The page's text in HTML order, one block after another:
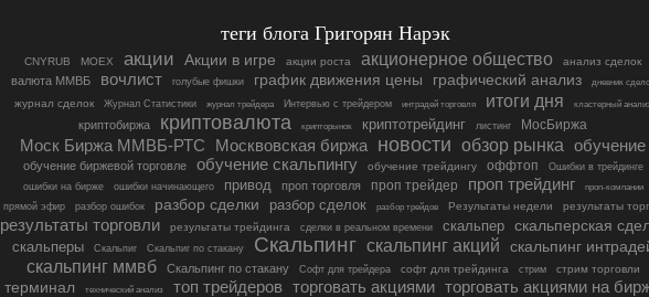
теги блога Григорян Нарэк
CNYRUB MOEX акции Акции в игре акции роста акционерное общество анализ сделок
валюта ММВБ вочлист голубые фишки график движения цены графический анализ дневник
журнал сделок Журнал Статистики журнал трейдера Интервью с трейдером интрадей торговля итоги дня кластерный
криптобиржа криптовалюта крипторынок криптотрейдинг листинг МосБиржа
Моск Биржа ММВБ-РТС Москвовская биржа новости обзор рынка обучение
обучение биржевой торговле обучение скальпингу обучение трейдингу оффтоп
Ошибки в трейдинге
ошибки на бирже
ошибки начинающего привод проп торговля проп трейдер проп трейдинг проп-компании
прямой эфир разбор ошибок разбор сделки разбор сделок разбор трейдов Результаты недели результаты
результаты торговли результаты трейдинга сделки в реальном времени скальпер скальперская
скальперы Скальпиг Скальпиг по стакану Скальпинг скальпинг акций скальпинг
скальпинг ммвб Скальпинг по стакану Софт для трейдера софт для трейдинга стрим стрим торговли
терминал технический анализ топ трейдеров торговать акциями торговать акциями на